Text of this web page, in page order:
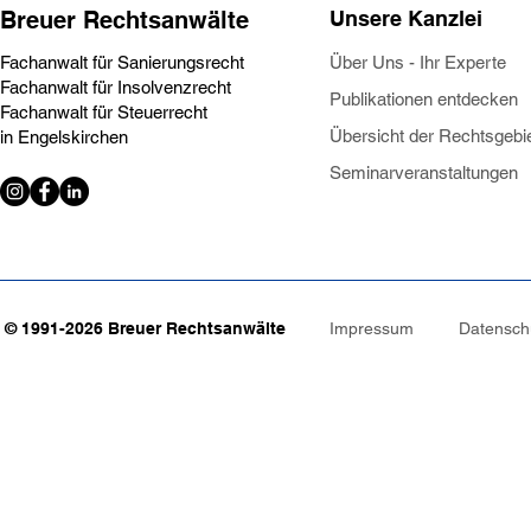
Breuer Rechtsanwälte
Fachanwalt für Sanierungsrecht
Fachanwalt für Insolvenzrecht
Fachanwalt für Steuerrecht
in Engelskirchen
© 1991-2026 Breuer Rechtsanwälte
Unsere Kanzlei
Über Uns - Ihr Experte
Publikationen entdecken
Übersicht der
Seminarveranstaltungen
Impressum